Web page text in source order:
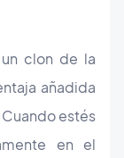
clon de la
añadida
estés
en el